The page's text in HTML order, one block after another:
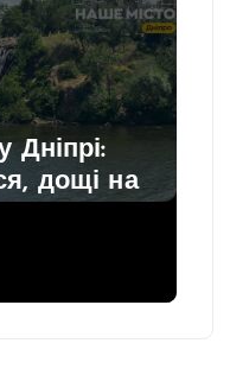
Дніпрі:
дощі на